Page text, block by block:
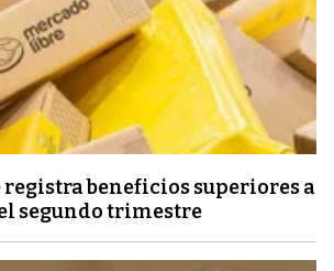
registra beneficios superiores a
segundo trimestre